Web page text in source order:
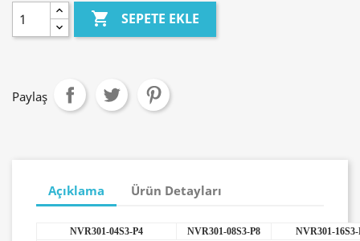
 SEPETE EKLE
Paylaş
Açıklama Ürün Detayları
NVR301-04S3-P4 NVR301-08S3-P8
NVR301-16S3-